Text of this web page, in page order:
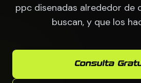
ppc disenadas alrededor de
buscan, y que los
Consulta